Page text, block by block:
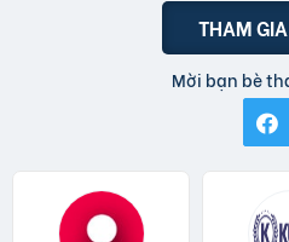
THAM
Mời bạn bè